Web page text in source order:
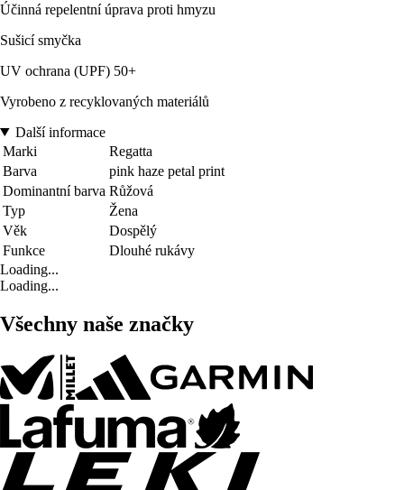
Účinná repelentní úprava proti hmyzu
Sušicí smyčka
UV ochrana (UPF) 50+
Vyrobeno z recyklovaných materiálů
Další informace
Marki
Regatta
Barva
pink haze petal print
Dominantní barva Růžová
Typ
Žena
Věk
Dospělý
Funkce
Dlouhé rukávy
Loading...
Loading...
Všechny naše značky